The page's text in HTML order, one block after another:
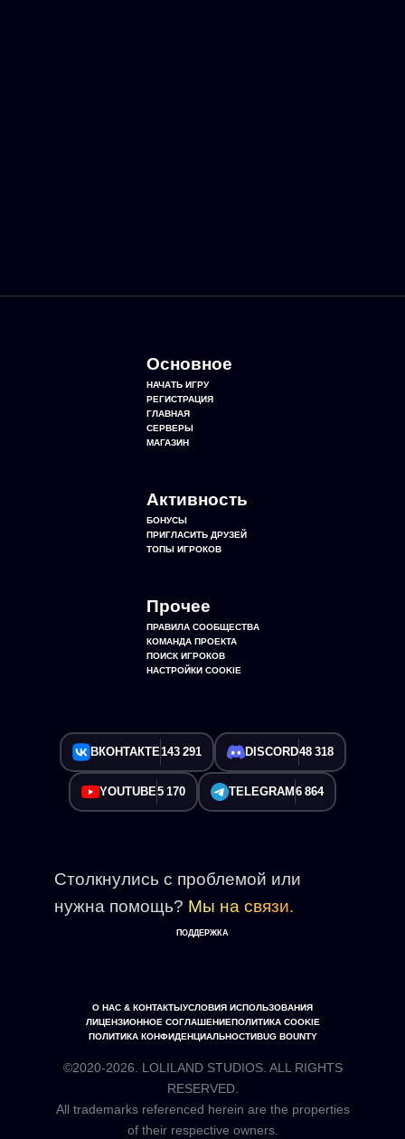
Основное
НАЧАТЬ ИГРУ
РЕГИСТРАЦИЯ
ГЛАВНАЯ
СЕРВЕРЫ
МАГАЗИН
Активность
БОНУСЫ
ПРИГЛАСИТЬ ДРУЗЕЙ
ТОПЫ ИГРОКОВ
Прочее
ПРАВИЛА СООБЩЕСТВА
КОМАНДА ПРОЕКТА
ПОИСК ИГРОКОВ
НАСТРОЙКИ COOKIE
ВКОНТАКТЕ143 291 DISCORD48 318
YOUTUBE5 170 TELEGRAM 6 864
Столкнулись с проблемой или
нужна помощь? Мы на связи.
ПОДДЕРЖКА
О НАС & КОНТАКТЫУСЛОВИЯ ИСПОЛЬЗОВАНИЯ
ЛИЦЕНЗИОННОЕ СОГЛАШЕНИЕПОЛИТИКА COOKIE
ПОЛИТИКА КОНФИДЕНЦИАЛЬНОСТИBUG BOUNTY
©2020-2026. LOLILAND STUDIOS. ALL RIGHTS
RESERVED.
All trademarks referenced herein are the properties